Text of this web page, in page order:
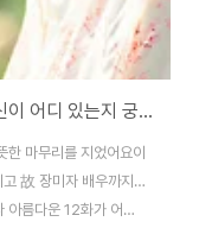
천국보다 아름다운 12화 줄거리 마지막-신이 어디 있는지 궁금하다면
마무리를 지었어요이
고 故 장미자 배우까지…
아름다운 12화가 어떻